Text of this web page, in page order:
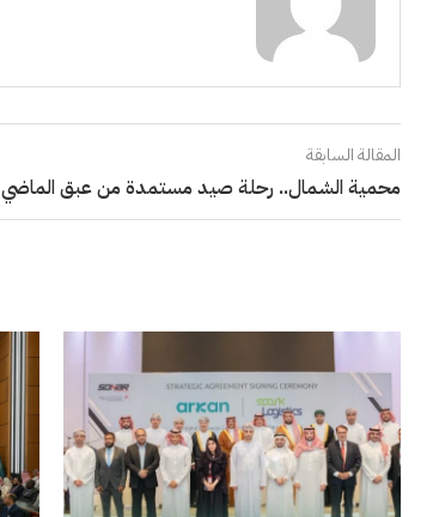
المقالة السابقة
محمية الشمال.. رحلة صيد مستمدة من عبق الماضي